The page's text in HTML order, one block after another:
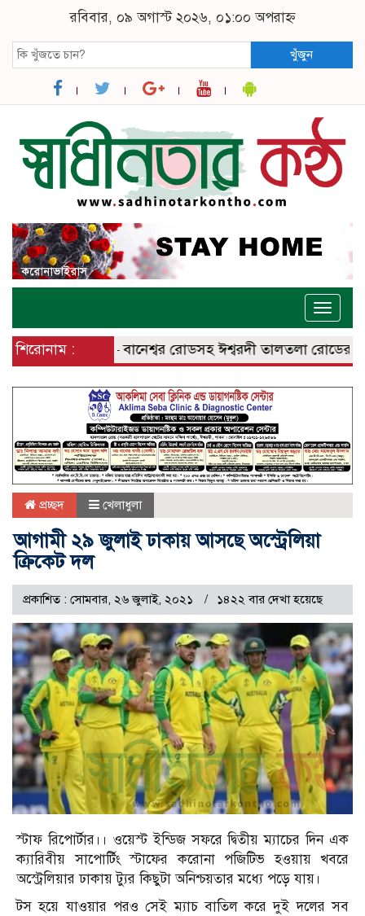
রবিবার, ০৯ অগাস্ট ২০২৬, ০১:০০ অপরাহ্ন
খুঁজুন
Toggle
শিরোনাম :
ঈশ্বরদী – বানেশ্বর রোডসহ ঈশ্বরদী তালতলা রোডের
প্রচ্ছদ খেলাধুলা
আগামী ২৯ জুলাই ঢাকায় আসছে অস্ট্রেলিয়া
ক্রিকেট দল
প্রকাশিত : সোমবার, ২৬ জুলাই, ২০২১ ১৪২২ বার দেখা হয়েছে
স্টাফ রিপোর্টার।। ওয়েস্ট ইন্ডিজ সফরে দ্বিতীয় ম্যাচের দিন এক
ক্যারিবীয় সাপোর্টিং স্টাফের করোনা পজিটিভ হওয়ায় খবরে
অস্ট্রেলিয়ার ঢাকায় ট্যুর কিছুটা অনিশ্চয়তার মধ্যে পড়ে যায়।
টস হয়ে যাওয়ার পরও সেই ম্যাচ বাতিল করে দুই দলের সব